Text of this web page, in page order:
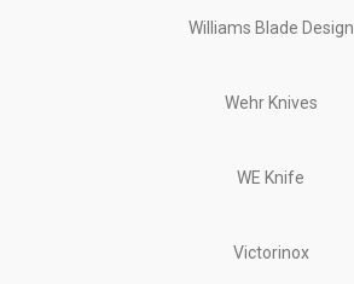
Williams Blade Design
Wehr Knives
WE Knife
Victorinox